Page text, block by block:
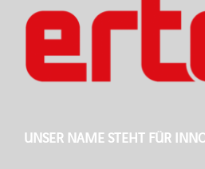
UNSER NAME STEHT FÜR